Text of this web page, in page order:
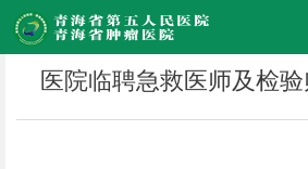
医院临聘急救医师及检